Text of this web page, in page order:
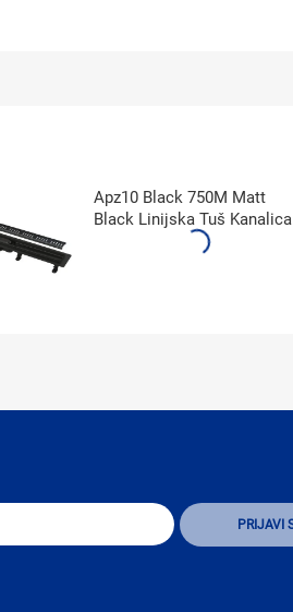
Apz10 Black 750M Matt
Black Linijska Tuš Kanalica